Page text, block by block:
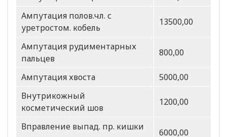
Ампутация полов.чл. с
уретростом. кобель
13500,00
Ампутация рудиментарных
пальцев
800,00
Ампутация хвоста
5000,00
Внутрикожный
косметический шов
1200,00
Вправление выпад. пр. кишки
6000,00